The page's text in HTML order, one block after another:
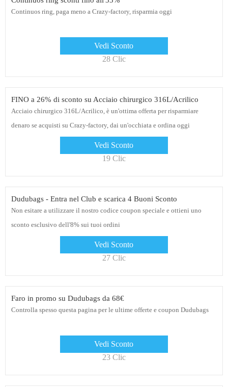
Continuos ring, paga meno a Crazy-factory, risparmia oggi
Vedi Sconto
28 Clic
FINO a 26% di sconto su Acciaio chirurgico 316L/Acrilico
Acciaio chirurgico 316L/Acrilico, è un'ottima offerta per risparmiare
denaro se acquisti su Crazy-factory, dai un'occhiata e ordina oggi
Vedi Sconto
19 Clic
Dudubags - Entra nel Club e scarica 4 Buoni Sconto
Non esitare a utilizzare il nostro codice coupon speciale e ottieni uno
sconto esclusivo dell'8% sui tuoi ordini
Vedi Sconto
27 Clic
Faro in promo su Dudubags da 68€
Controlla spesso questa pagina per le ultime offerte e coupon Dudubags
Vedi Sconto
23 Clic